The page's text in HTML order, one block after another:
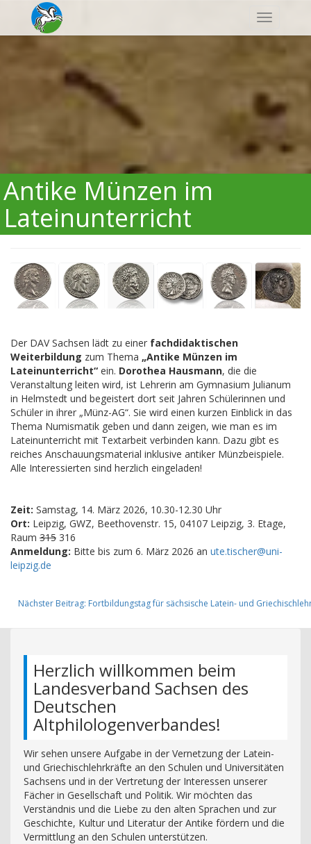
Antike Münzen im
Lateinunterricht
Der DAV Sachsen lädt zu einer fachdidaktischen
Weiterbildung zum Thema „Antike Münzen im
Lateinunterricht“ ein. Dorothea Hausmann, die die
Veranstaltung leiten wird, ist Lehrerin am Gymnasium Julianum
in Helmstedt und begeistert dort seit Jahren Schülerinnen und
Schüler in ihrer „Münz-AG“. Sie wird einen kurzen Einblick in das
Thema Numismatik geben und dann zeigen, wie man es im
Lateinunterricht mit Textarbeit verbinden kann. Dazu gibt es
reiches Anschauungsmaterial inklusive antiker Münzbeispiele.
Alle Interessierten sind herzlich eingeladen!
Zeit: Samstag, 14. März 2026, 10.30-12.30 Uhr
Ort: Leipzig, GWZ, Beethovenstr. 15, 04107 Leipzig, 3. Etage,
Raum 315 316
Anmeldung: Bitte bis zum 6. März 2026 an ute.tischer@uni-
leipzig.de
Nächster Beitrag: Fortbildungstag für sächsische Latein- und
Herzlich willkommen beim
Landesverband Sachsen des
Deutschen
Altphilologenverbandes!
Wir sehen unsere Aufgabe in der Vernetzung der Latein-
und Griechischlehrkräfte an den Schulen und Universitäten
Sachsens und in der Vertretung der Interessen unserer
Fächer in Gesellschaft und Politik. Wir möchten das
Verständnis und die Liebe zu den alten Sprachen und zur
Geschichte, Kultur und Literatur der Antike fördern und die
Vermittlung an den Schulen unterstützen.